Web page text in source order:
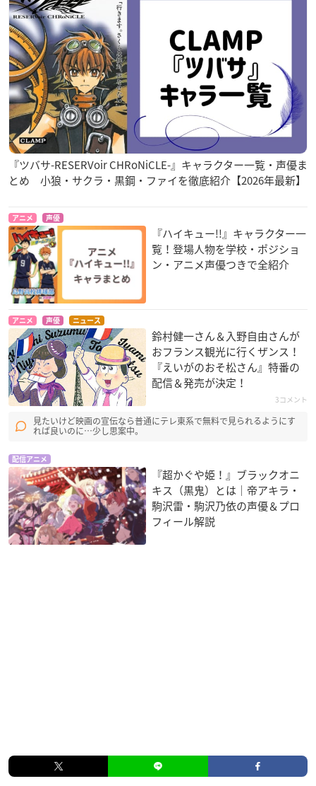
『ツバサ-RESERVoir CHRoNiCLE-』キャラクター一覧・声優ま
とめ 小狼・サクラ・黒鋼・ファイを徹底紹介【2026年最新】
アニメ 声優
『ハイキュー!!』キャラクター一
覧！登場人物を学校・ポジショ
ン・アニメ声優つきで全紹介
アニメ 声優 ニュース
鈴村健一さん＆入野自由さんが
おフランス観光に行くザンス！
『えいがのおそ松さん』特番の
配信＆発売が決定！
3コメント
見たいけど映画の宣伝なら普通にテレ東系で無料で見られるようにす
れば良いのに…少し思案中。
配信アニメ
『超かぐや姫！』ブラックオニ
キス（黒鬼）とは｜帝アキラ・
駒沢雷・駒沢乃依の声優＆プロ
フィール解説